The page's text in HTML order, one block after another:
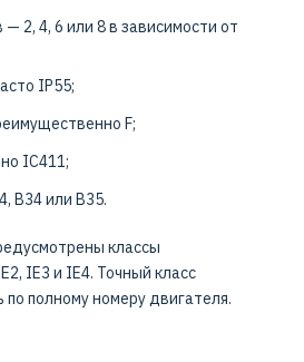
2, 4, 6 или 8 в зависимости от
IP55;
F;
IC411;
B34 или B35.
классы
IE3 и IE4. Точный класс
полному номеру двигателя.